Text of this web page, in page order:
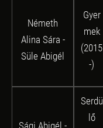
Németh
Alina Sára -
Süle Abigél
Gyer
mek
(2015
-)
Serdü
lő